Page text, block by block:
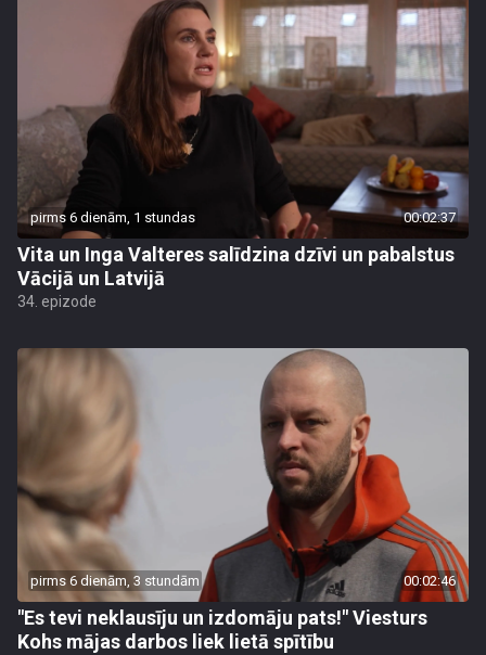
pirms 6 dienām, 1 stundas 00:02:37
Vita un Inga Valteres salīdzina dzīvi un pabalstus
Vācijā un Latvijā
34. epizode
pirms 6 dienām, 3 stundām 00:02:46
"Es tevi neklausīju un izdomāju pats!" Viesturs
Kohs mājas darbos liek lietā spītību